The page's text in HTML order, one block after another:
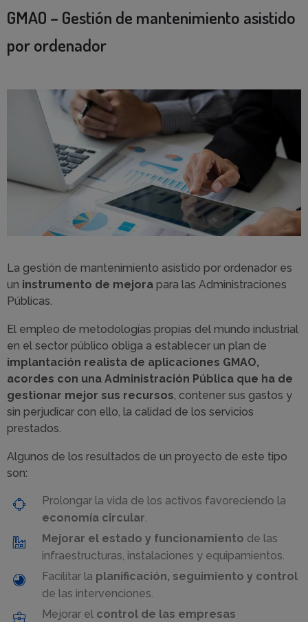
GMAO – Gestión de mantenimiento asistido
por ordenador
La gestión de mantenimiento asistido por ordenador es
un instrumento de mejora para las Administraciones
Públicas.
El empleo de metodologías propias del mundo industrial
en el sector público obliga a establecer un plan de
implantación realista de aplicaciones GMAO,
acordes con una Administración Pública que ha de
gestionar mejor sus recursos, contener sus gastos y
sin perjudicar con ello, la calidad de los servicios
prestados.
Algunos de los resultados de un proyecto de este tipo
son:
Prolongar la vida de los activos favoreciendo la
economía circular.
Mejorar el estado y funcionamiento de las
infraestructuras, instalaciones y equipamientos.
Facilitar la planificación, seguimiento y control
de las intervenciones.
Mejorar el control de las empresas